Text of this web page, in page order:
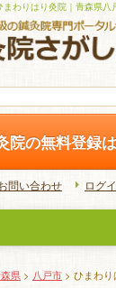
まわりはり灸院｜青森県八
院の無料登録
問い合わせ ログ
県 > 八戸市 > ひまわ